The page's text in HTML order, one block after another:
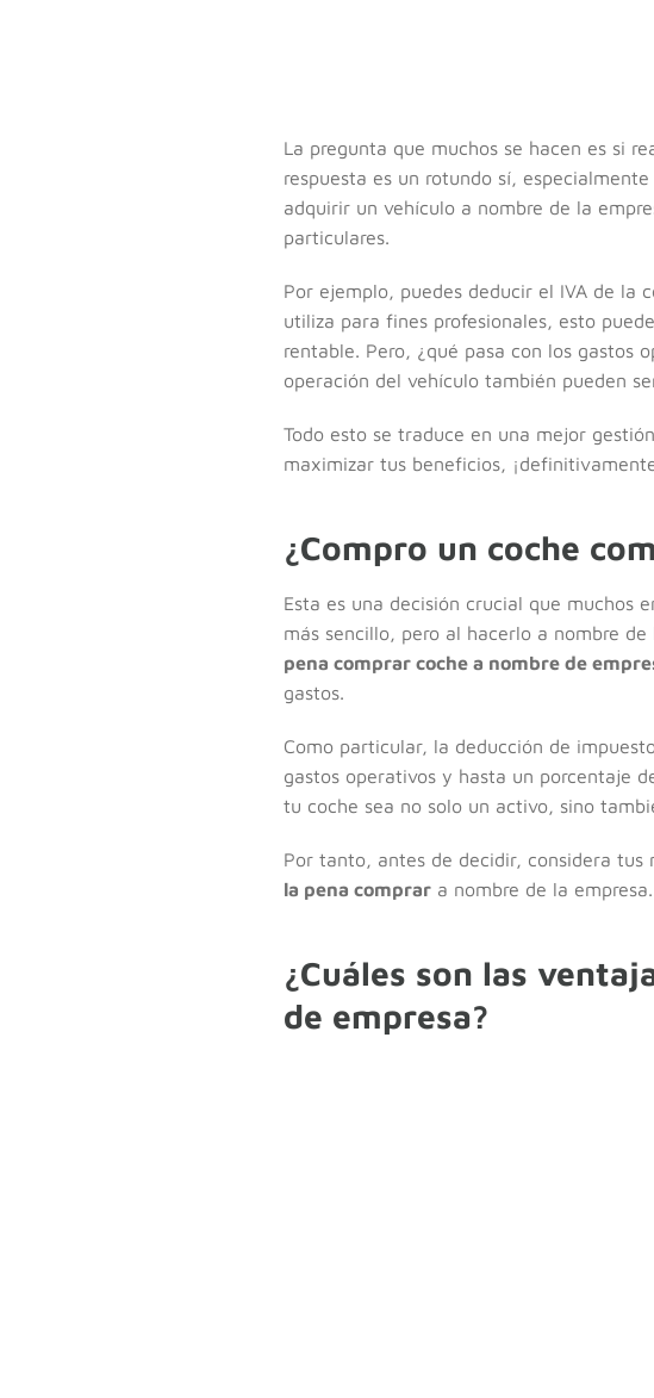
La pregunta que muchos se hacen es si
respuesta es un rotundo sí,
adquirir un vehículo a nombre de la
particulares.
Por ejemplo, puedes deducir el IVA de la
utiliza para fines profesionales, esto
rentable. Pero, ¿qué pasa con los gastos
operación del vehículo también pueden
Todo esto se traduce en una mejor
maximizar tus beneficios,
¿Compro un coche
Esta es una decisión crucial que muchos
más sencillo, pero al hacerlo a nombre
pena comprar coche a nombre de
gastos.
Como particular, la deducción de
gastos operativos y hasta un porcentaje
tu coche sea no solo un activo, sino
Por tanto, antes de decidir, considera tus
la pena comprar a nombre de la empresa.
¿Cuáles son las
de empresa?